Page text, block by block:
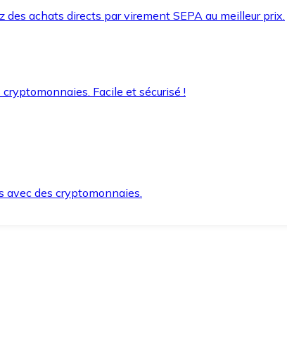
achats directs par virement SEPA au meilleur prix.
Facile et sécurisé !
avec des cryptomonnaies.
et en toute sécurité.
lorsque vous en avez besoin.